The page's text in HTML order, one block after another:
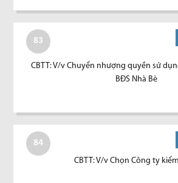
83
CBTT: V/v Chuyển nhượng quyền sử
BĐS Nhà Bè
84
CBTT: V/v Chọn Công ty